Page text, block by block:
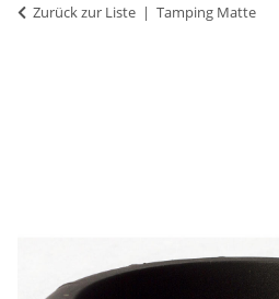
Zurück zur Liste Tamping Matte